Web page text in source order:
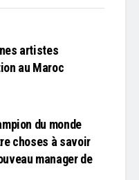
artistes
au Maroc
du monde
choses à savoir
manager de